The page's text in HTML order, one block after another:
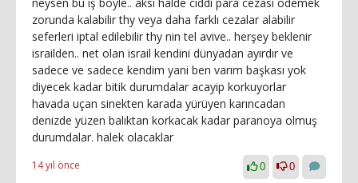
zorunda kalabilir thy veya daha farklı cezalar alabilir
seferleri iptal edilebilir thy nin tel avive.. herşey beklenir
israilden.. net olan israil kendini dünyadan ayırdır ve
sadece ve sadece kendim yani ben varım başkası yok
diyecek kadar bitik durumdalar acayip korkuyorlar
havada uçan sinekten karada yürüyen karıncadan
denizde yüzen balıktan korkacak kadar paranoya olmuş
durumdalar. halek olacaklar
14 yıl önce 0 0